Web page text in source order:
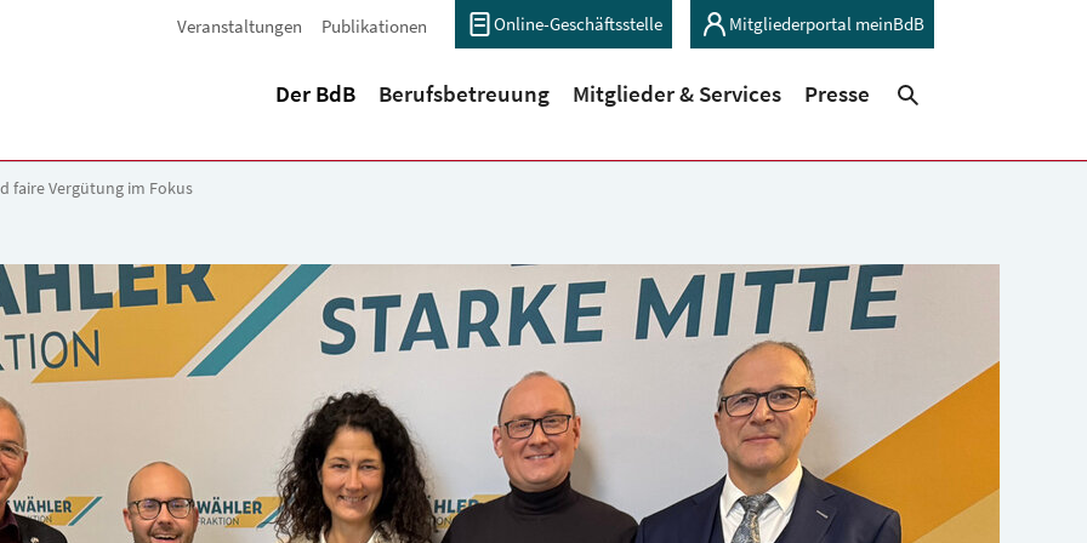
Veranstaltungen Publikationen Online-Geschäftsstelle Mitgliederportal meinBdB
Der BdB(current)
Berufsbetreuung(current)
Mitglieder & Services(current)
Presse
faire Vergütung im Fokus